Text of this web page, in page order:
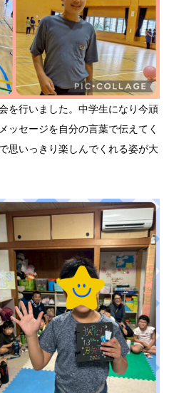
を行いました。中学生になり今頑
ッセージを自分の言葉で伝えてく
思いっきり楽しんでくれる姿が大